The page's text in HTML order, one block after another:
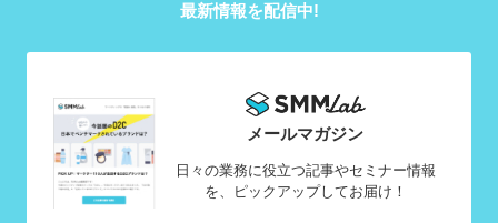
最新情報を配信中!
メールマガジン
日々の業務に役立つ記事やセミナー情報
を、ピックアップしてお届け！